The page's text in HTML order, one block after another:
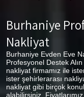
Burhaniye
Nakliyat
Burhaniye Evden Eve
Profesyonel Destek
nakliyat firmamız ile
ister şehirlerarası
nakliyat gibi birçok
alabilirsiniz.